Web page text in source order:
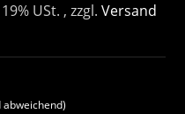
USt. , zzgl. Versand
abweichend)